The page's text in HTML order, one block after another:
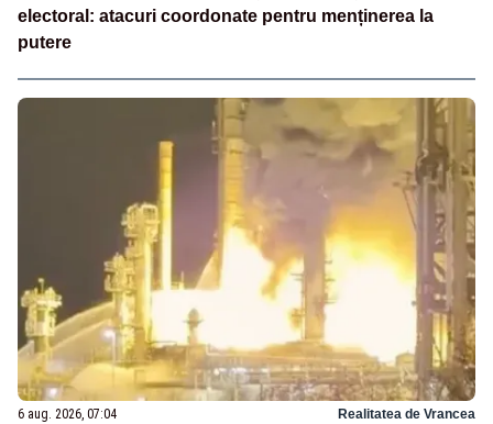
electoral: atacuri coordonate pentru menținerea la
putere
6 aug. 2026, 07:04 Realitatea de Vrancea